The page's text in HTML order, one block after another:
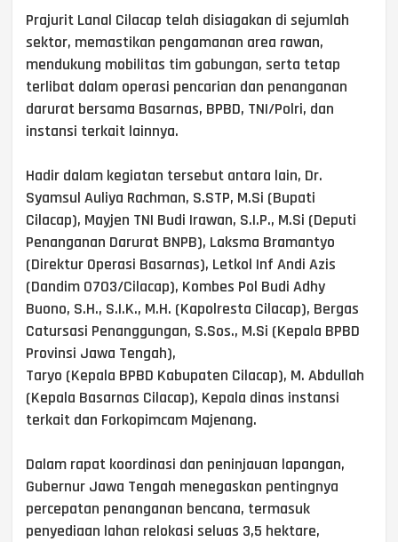
Prajurit Lanal Cilacap telah disiagakan di sejumlah
sektor, memastikan pengamanan area rawan,
mendukung mobilitas tim gabungan, serta tetap
terlibat dalam operasi pencarian dan penanganan
darurat bersama Basarnas, BPBD, TNI/Polri, dan
instansi terkait lainnya.
Hadir dalam kegiatan tersebut antara lain, Dr.
Syamsul Auliya Rachman, S.STP, M.Si (Bupati
Cilacap), Mayjen TNI Budi Irawan, S.I.P., M.Si (Deputi
Penanganan Darurat BNPB), Laksma Bramantyo
(Direktur Operasi Basarnas), Letkol Inf Andi Azis
(Dandim 0703/Cilacap), Kombes Pol Budi Adhy
Buono, S.H., S.I.K., M.H. (Kapolresta Cilacap), Bergas
Catursasi Penanggungan, S.Sos., M.Si (Kepala BPBD
Provinsi Jawa Tengah),
Taryo (Kepala BPBD Kabupaten Cilacap), M. Abdullah
(Kepala Basarnas Cilacap), Kepala dinas instansi
terkait dan Forkopimcam Majenang.
Dalam rapat koordinasi dan peninjauan lapangan,
Gubernur Jawa Tengah menegaskan pentingnya
percepatan penanganan bencana, termasuk
penyediaan lahan relokasi seluas 3,5 hektare,